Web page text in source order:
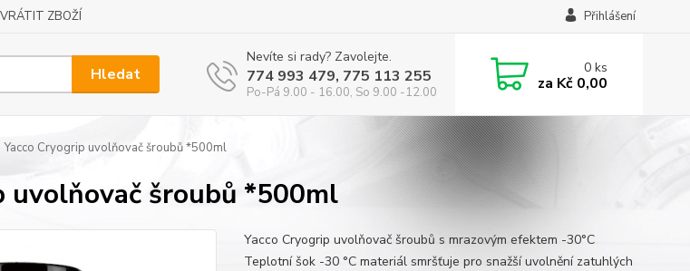
VRÁTIT ZBOŽÍ Přihlášení
Hledat
Nevíte si rady? Zavolejte.
774 993 479, 775 113 255
Po-Pá 9.00 - 16.00, So 9.00 -12.00
0ks
za Kč 0,00
Yacco Cryogrip uvolňovač šroubů *500ml
uvolňovač šroubů *500ml
Yacco Cryogrip uvolňovač šroubů s mrazovým efektem -30°C
Teplotní šok -30 °C materiál smršťuje pro snažší uvolnění zatuhlých